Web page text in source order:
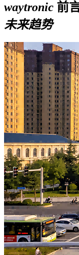
waytronic 前
未来趋势